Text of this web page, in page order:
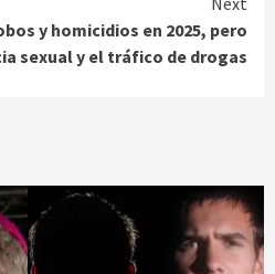
y homicidios en 2025, pero
sexual y el tráfico de drogas